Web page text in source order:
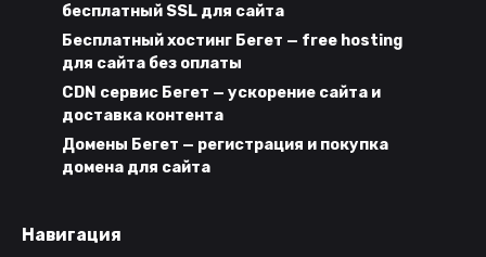
бесплатный SSL для сайта
Бесплатный хостинг Бегет — free hosting
для сайта без оплаты
CDN сервис Бегет — ускорение сайта и
доставка контента
Домены Бегет — регистрация и покупка
домена для сайта
Навигация